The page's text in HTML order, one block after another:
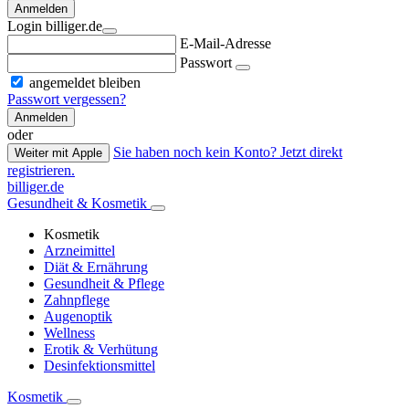
Anmelden
Login billiger.de
E-Mail-Adresse
Passwort
angemeldet bleiben
Passwort vergessen?
Anmelden
oder
Weiter mit Apple
Sie haben noch kein Konto? Jetzt direkt
registrieren.
billiger.de
Gesundheit & Kosmetik
Kosmetik
Arzneimittel
Diät & Ernährung
Gesundheit & Pflege
Zahnpflege
Augenoptik
Wellness
Erotik & Verhütung
Desinfektionsmittel
Kosmetik